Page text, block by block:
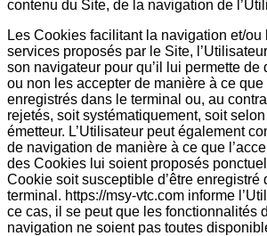
contenu du Site, de la navigation de
Les Cookies facilitant la navigation et/ou
services proposés par le Site,
son navigateur pour qu’il lui permette de
ou non les accepter de manière à ce
enregistrés dans le terminal ou, au
rejetés, soit systématiquement, soit
émetteur. L’Utilisateur peut également
de navigation de manière à ce que
des Cookies lui soient proposés
Cookie soit susceptible d’être enregistré
terminal. https://msy-vtc.com informe
ce cas, il se peut que les fonctionnalités
navigation ne soient pas toutes